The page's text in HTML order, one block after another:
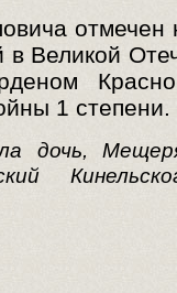
отмечен
Великой
1 степени.
дочь,